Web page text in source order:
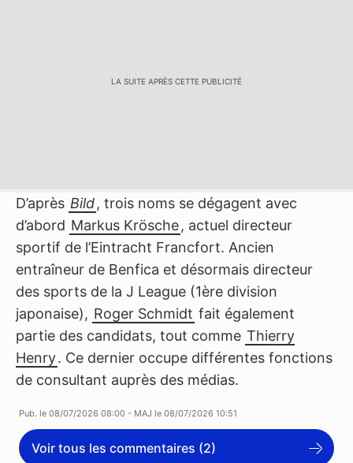
LA SUITE APRÈS CETTE PUBLICITÉ
D’après Bild, trois noms se dégagent avec
d’abord Markus Krösche, actuel directeur
sportif de l’Eintracht Francfort. Ancien
entraîneur de Benfica et désormais directeur
des sports de la J League (1ère division
japonaise), Roger Schmidt fait également
partie des candidats, tout comme Thierry
Henry. Ce dernier occupe différentes fonctions
de consultant auprès des médias.
Pub. le 08/07/2026 08:00 - MAJ le 08/07/2026 10:51
Voir tous les commentaires (2)